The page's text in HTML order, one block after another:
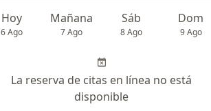
Hoy
6 Ago
Mañana
7 Ago
Sáb
8 Ago
Dom
9 Ago
La reserva de citas en línea no está
disponible